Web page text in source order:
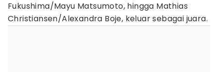
Fukushima/Mayu Matsumoto, hingga Mathias
Christiansen/Alexandra Boje, keluar sebagai juara.